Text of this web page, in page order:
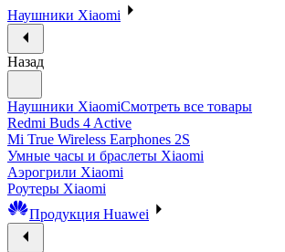
Наушники Xiaomi
Назад
Наушники XiaomiСмотреть все товары
Redmi Buds 4 Active
Mi True Wireless Earphones 2S
Умные часы и браслеты Xiaomi
Аэрогрили Xiaomi
Роутеры Xiaomi
Продукция Huawei